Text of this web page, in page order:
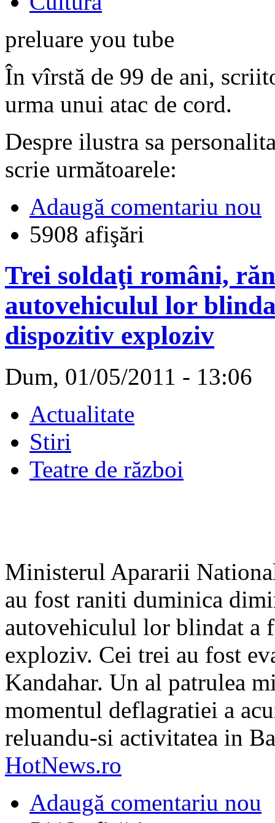
preluare you tube
În vîrstă de 99 de ani,
urma unui atac de cord.
Despre ilustra sa
scrie următoarele:
Adaugă comentariu nou
5908 afişări
Trei soldaţi români,
autovehiculul lor
dispozitiv exploziv
Dum, 01/05/2011 - 13:06
Actualitate
Stiri
Teatre de război
Ministerul Apararii
au fost raniti duminica
autovehiculul lor blindat a
exploziv. Cei trei au fost
Kandahar. Un al patrulea
momentul deflagratiei a
reluandu-si activitatea in
HotNews.ro
Adaugă comentariu nou